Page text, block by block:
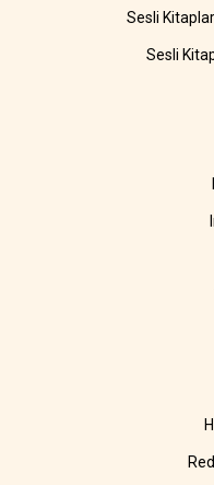
Sesli
Sesli